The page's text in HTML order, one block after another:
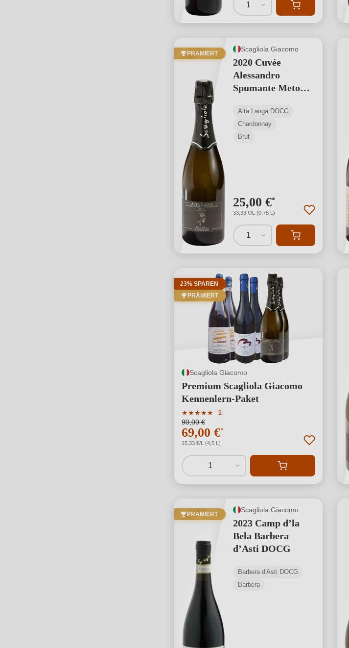
1
PRÄMIERT
Scagliola Giacomo
2020 Cuvée
Alessandro
Spumante Metodo
Langa DOCG
Alta Langa DOCG
Chardonnay
Brut
25,00 €*
33,33 €/L (0,75 L)
1
23% SPAREN
PRÄMIERT
Scagliola Giacomo
Premium Scagliola Giacomo
Kennenlern-Paket
★★★★★
Durchschnittliche Bewertung von 5 von 5 Sternen
1
90,00 €
69,00 €*
15,33 €/L (4,5 L)
1
PRÄMIERT
Scagliola Giacomo
2023 Camp d’la
Bela Barbera
d’Asti DOCG
Barbera d'Asti DOCG
Barbera